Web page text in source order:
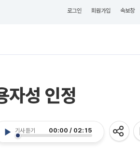
로그인 회원가입 속보창
자성 인정
기사 듣기 00:00 / 02:15